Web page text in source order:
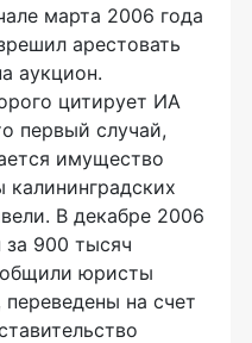
марта 2006 года
арестовать
аукцион.
цитирует ИА
первый случай,
имущество
В декабре 2006
за 900 тысяч
юристы
на счет